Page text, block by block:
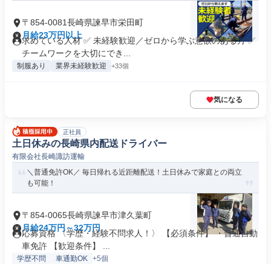
〒854-0081長崎県諫早市栄田町
月給23万円以上
求めている人材 ✅ 未経験歓迎／ゼロから学ぶ意欲のある方 ✅
チームワークを大切にでき...
制服あり 業界未経験歓迎 +33個
気になる
正社員
土日休みの長崎県内配送ドライバー
有限会社長崎諏訪運輸
＼普通免許OK／ 毎日帰れる近距離配送！土日休みで家庭との両立
も可能！
〒854-0065長崎県諫早市津久葉町
月給24万円～32万円
応募資格 〈学歴・経験不問求人！〉 【必須条件】 ・普通自動
車免許 【歓迎条件】 ...
学歴不問 車通勤OK +5個